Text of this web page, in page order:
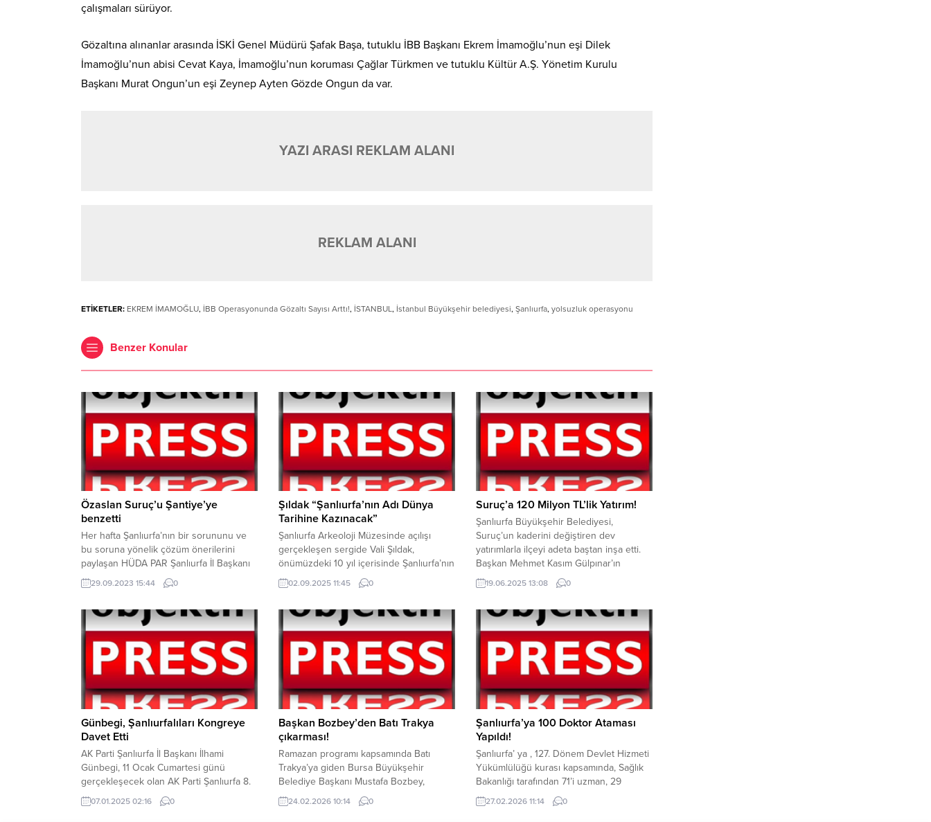
çalışmaları sürüyor.
Gözaltına alınanlar arasında İSKİ Genel Müdürü Şafak Başa, tutuklu İBB Başkanı Ekrem İmamoğlu’nun eşi Dilek
İmamoğlu’nun abisi Cevat Kaya, İmamoğlu’nun koruması Çağlar Türkmen ve tutuklu Kültür A.Ş. Yönetim Kurulu
Başkanı Murat Ongun’un eşi Zeynep Ayten Gözde Ongun da var.
YAZI ARASI REKLAM ALANI
REKLAM ALANI
ETİKETLER: EKREM İMAMOĞLU, İBB Operasyonunda Gözaltı Sayısı Arttı!, İSTANBUL, İstanbul Büyükşehir belediyesi, Şanlıurfa, yolsuzluk operasyonu
Benzer Konular
Özaslan Suruç’u Şantiye’ye
benzetti
Her hafta Şanlıurfa’nın bir sorununu ve
bu soruna yönelik çözüm önerilerini
paylaşan HÜDA PAR Şanlıurfa İl Başkanı
Emin Özaslan, bu hafta ise Suruç’ta
altyapı çalışmalarının gecikmesi
mağduriyetleri dile getirerek yetkililere
seslendi.Suruç’a giderek altyapı
çalışmalarının gecikmesi dolayısıyla halkın
yaşamış olduğu mağduriyetleri yerinde
inceleyen HÜDA PAR Şanlıurfa İl...
29.09.2023 15:44 0
Şıldak “Şanlıurfa’nın Adı Dünya
Tarihine Kazınacak”
Şanlıurfa Arkeoloji Müzesinde açılışı
gerçekleşen sergide Vali Şıldak,
önümüzdeki 10 yıl içerisinde Şanlıurfa’nın
tamamen açık hava müzesine
dönüşeceğini ve kazı çalışmalarının
yeri statüsüne kavuşacağını söyledi.
Açılış programında konuşan Vali Şıldak,
“İlimizde pek çok alanda kazı çalışması
yürütülüyor, bunların bir kısmı Taş
Tepeler projesi kapsamındadır....
02.09.2025 11:45 0
Suruç’a 120 Milyon TL’lik Yatırım!
Şanlıurfa Büyükşehir Belediyesi,
Suruç’un kaderini değiştiren dev
yatırımlarla ilçeyi adeta baştan inşa etti.
Başkan Mehmet Kasım Gülpınar’ın
vizyoner liderliğinde, Fen İşleri Daire
Başkanlığı tarafından Suruç’a 120 milyon
üstyapıya büyük bir dönüşüm başlatıldı.
Başkan Gülpınar döneminde şimdiye dek
tam 72 milyon 619 bin TL’lik sıcak asfalt...
19.06.2025 13:08 0
Günbegi, Şanlıurfalıları Kongreye
Davet Etti
AK Parti Şanlıurfa İl Başkanı İlhami
Günbegi, 11 Ocak Cumartesi günü
gerçekleşecek olan AK Parti Şanlıurfa 8.
Olağan İl Kongresi’ne tüm Şanlıurfalıları
davet etti. Günbegi, kongre öncesinde
07.01.2025 02:16 0
Başkan Bozbey’den Batı Trakya
çıkarması!
Ramazan programı kapsamında Batı
Trakya’ya giden Bursa Büyükşehir
Belediye Başkanı Mustafa Bozbey,
soydaşlarla kucaklaşıp hem vefa
duygusunu tazeledi hem de kardeşlik
24.02.2026 10:14 0
Şanlıurfa’ya 100 Doktor Ataması
Yapıldı!
Şanlıurfa’ ya , 127. Dönem Devlet Hizmeti
Yükümlülüğü kurası kapsamında, Sağlık
Bakanlığı tarafından 71’i uzman, 29
pratisyen hekim atandı. Yapılan kura
sonucunda Balıklıgöl Devlet Hastanesine
27.02.2026 11:14 0